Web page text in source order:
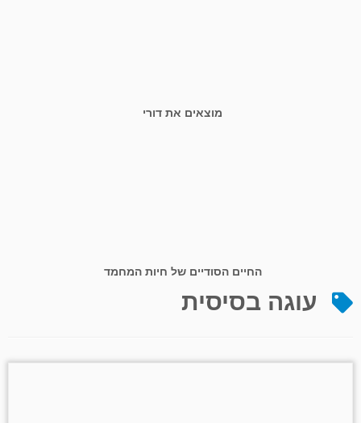
מוצאים את דורי
החיים הסודיים של חיות המחמד
עוגה בסיסית